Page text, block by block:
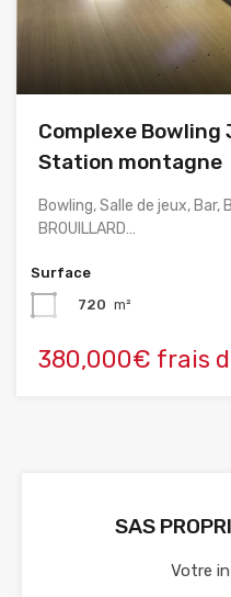
Complexe Bowling
Station montagne
Bowling, Salle de jeux, Bar,
BROUILLARD…
Surface
720 m²
380,000€ frais
SAS
Votre